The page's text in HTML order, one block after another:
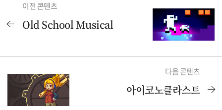
이전 콘텐츠
Old School Musical
다음 콘텐츠
아이코노클라스트